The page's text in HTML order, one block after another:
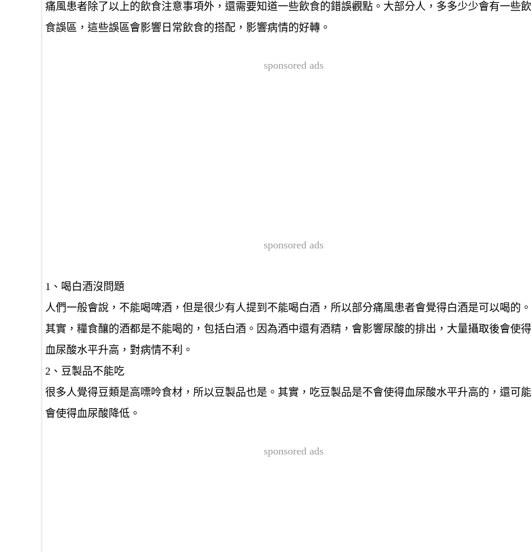
痛風患者除了以上的飲食注意事項外，還需要知道一些飲食的錯誤觀點。 大部分人，多多少少會有一些飲
食誤區，這些誤區會影響日常飲食的搭配，影響病情的好轉。
sponsored ads
sponsored ads
1、喝白酒沒問題
人們一般會說，不能喝啤酒，但是很少有人提到不能喝白酒，所以部分痛風患者會覺得白酒是可以喝的。
其實，糧食釀的酒都是不能喝的，包括白酒。因為酒中還有酒精，會影響尿酸的排出，大量攝取後會使得
血尿酸水平升高，對病情不利。
2、豆製品不能吃
很多人覺得豆類是高嘌呤食材，所以豆製品也是。其實，吃豆製品是不會使得血尿酸水平升高的，還可能
會使得血尿酸降低。
sponsored ads